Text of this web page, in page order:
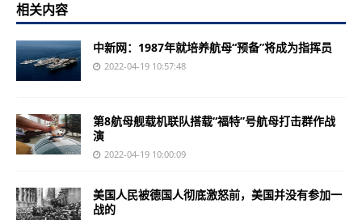
相关内容
中新网：1987年就培养航母“预备”将成为指挥员
2022-04-19 10:57:48
第8航母舰载机联队搭载“福特”号航母打击群作战
演
2022-04-19 10:00:09
美国人民被德国人彻底激怒前，美国并没有参加一
战的